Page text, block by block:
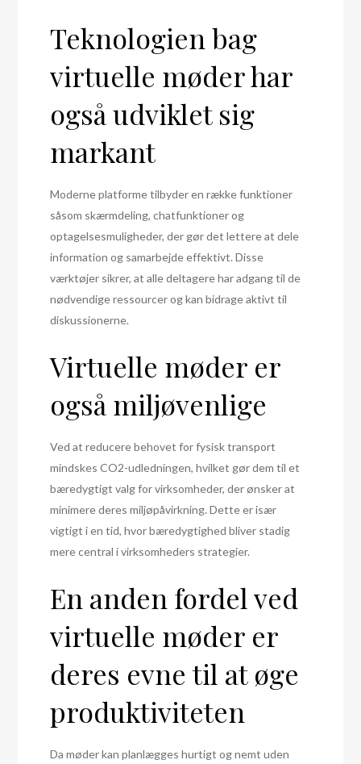
Teknologien bag
virtuelle møder har
også udviklet sig
markant
Moderne platforme tilbyder en række funktioner
såsom skærmdeling, chatfunktioner og
optagelsesmuligheder, der gør det lettere at dele
information og samarbejde effektivt. Disse
værktøjer sikrer, at alle deltagere har adgang til de
nødvendige ressourcer og kan bidrage aktivt til
diskussionerne.
Virtuelle møder er
også miljøvenlige
Ved at reducere behovet for fysisk transport
mindskes CO2-udledningen, hvilket gør dem til et
bæredygtigt valg for virksomheder, der ønsker at
minimere deres miljøpåvirkning. Dette er især
vigtigt i en tid, hvor bæredygtighed bliver stadig
mere central i virksomheders strategier.
En anden fordel ved
virtuelle møder er
deres evne til at øge
produktiviteten
Da møder kan planlægges hurtigt og nemt uden